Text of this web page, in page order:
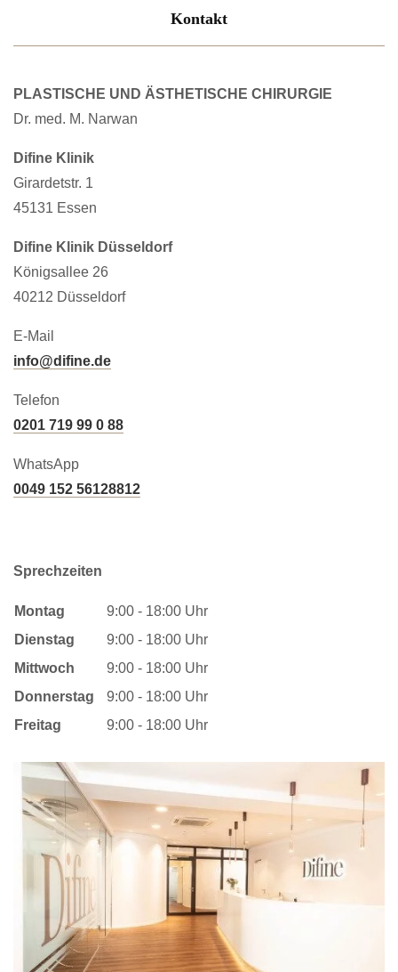
Kontakt
PLASTISCHE UND ÄSTHETISCHE CHIRURGIE
Dr. med. M. Narwan
Difine Klinik
Girardetstr. 1
45131 Essen
Difine Klinik Düsseldorf
Königsallee 26
40212 Düsseldorf
E-Mail
info@difine.de
Telefon
0201 719 99 0 88
WhatsApp
0049 152 56128812
Sprechzeiten
Montag
9:00 - 18:00 Uhr
Dienstag
9:00 - 18:00 Uhr
Mittwoch
9:00 - 18:00 Uhr
Donnerstag
9:00 - 18:00 Uhr
Freitag
9:00 - 18:00 Uhr